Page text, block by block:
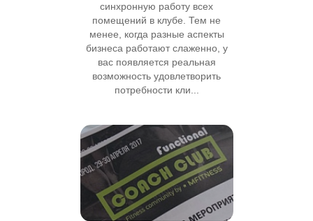
синхронную работу всех
помещений в клубе. Тем не
менее, когда разные аспекты
бизнеса работают слаженно, у
вас появляется реальная
возможность удовлетворить
потребности кли...